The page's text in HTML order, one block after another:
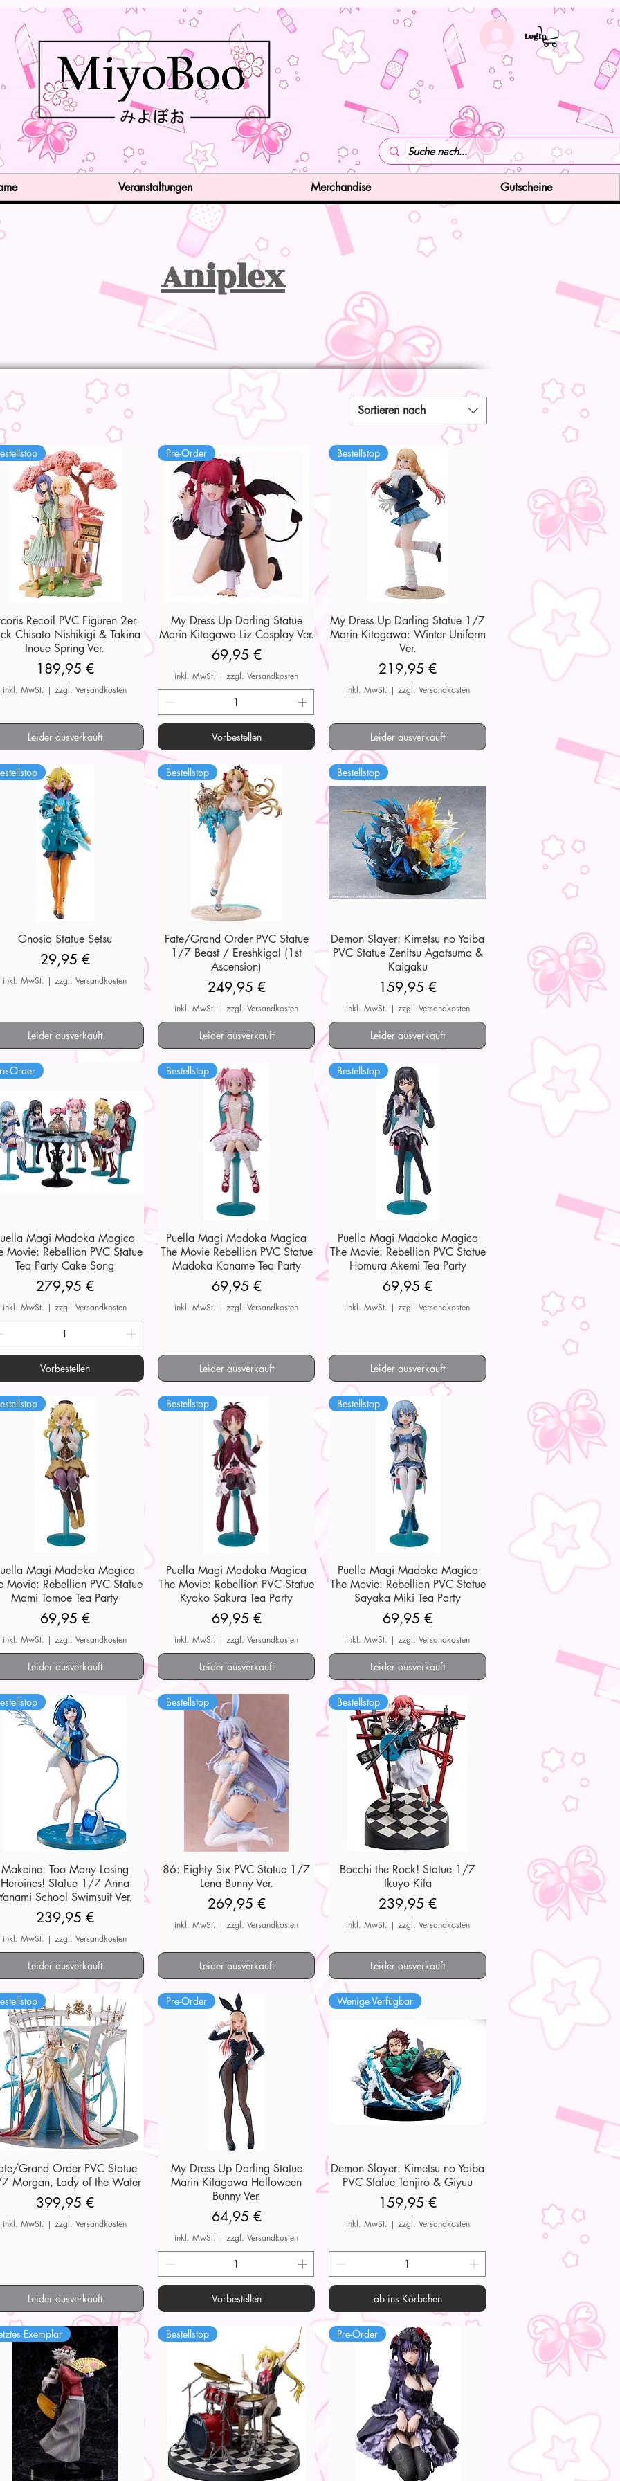
LogIn
Aniplex
Sortieren nach
Schnellansicht
Recoil PVC Figuren 2er-
Chisato Nishikigi & Takina
Inoue Spring Ver.
Preis
189,95 €
inkl. MwSt. |zzgl. Versandkosten
Leider ausverkauft
Schnellansicht
Pre-Order
My Dress Up Darling Statue
Marin Kitagawa Liz Cosplay Ver.
Preis
69,95 €
inkl. MwSt. |zzgl. Versandkosten
Vorbestellen
Schnellansicht
Bestellstop
My Dress Up Darling Statue 1/7
Marin Kitagawa: Winter Uniform
Ver.
Preis
219,95 €
inkl. MwSt. | zzgl. Versandkosten
Leider ausverkauft
Schnellansicht
Gnosia Statue Setsu
Preis
29,95 €
inkl. MwSt. |zzgl. Versandkosten
Leider ausverkauft
Schnellansicht
Bestellstop
Fate/Grand Order PVC Statue
1/7 Beast / Ereshkigal (1st
Ascension)
Preis
249,95 €
inkl. MwSt. |zzgl. Versandkosten
Leider ausverkauft
Schnellansicht
Bestellstop
Demon Slayer: Kimetsu no Yaiba
PVC Statue Zenitsu Agatsuma &
Kaigaku
Preis
159,95 €
inkl. MwSt. | zzgl. Versandkosten
Leider ausverkauft
Schnellansicht
Order
Magi Madoka Magica
Movie: Rebellion PVC Statue
Tea Party Cake Song
Preis
279,95 €
inkl. MwSt. |zzgl. Versandkosten
Vorbestellen
Schnellansicht
Bestellstop
Puella Magi Madoka Magica
The Movie Rebellion PVC Statue
Madoka Kaname Tea Party
Preis
69,95 €
inkl. MwSt. |zzgl. Versandkosten
Leider ausverkauft
Schnellansicht
Bestellstop
Puella Magi Madoka Magica
The Movie: Rebellion PVC Statue
Homura Akemi Tea Party
Preis
69,95 €
inkl. MwSt. | zzgl. Versandkosten
Leider ausverkauft
Schnellansicht
Magi Madoka Magica
Movie: Rebellion PVC Statue
Mami Tomoe Tea Party
Preis
69,95 €
inkl. MwSt. |zzgl. Versandkosten
Leider ausverkauft
Schnellansicht
Bestellstop
Puella Magi Madoka Magica
The Movie: Rebellion PVC Statue
Kyoko Sakura Tea Party
Preis
69,95 €
inkl. MwSt. |zzgl. Versandkosten
Leider ausverkauft
Schnellansicht
Bestellstop
Puella Magi Madoka Magica
The Movie: Rebellion PVC Statue
Sayaka Miki Tea Party
Preis
69,95 €
inkl. MwSt. | zzgl. Versandkosten
Leider ausverkauft
Schnellansicht
Makeine: Too Many Losing
Heroines! Statue 1/7 Anna
School Swimsuit Ver.
Preis
239,95 €
inkl. MwSt. |zzgl. Versandkosten
Leider ausverkauft
Schnellansicht
Bestellstop
86: Eighty Six PVC Statue 1/7
Lena Bunny Ver.
Preis
269,95 €
inkl. MwSt. |zzgl. Versandkosten
Leider ausverkauft
Schnellansicht
Bestellstop
Bocchi the Rock! Statue 1/7
Ikuyo Kita
Preis
239,95 €
inkl. MwSt. | zzgl. Versandkosten
Leider ausverkauft
Schnellansicht
Grand Order PVC Statue
Morgan, Lady of the Water
Preis
399,95 €
inkl. MwSt. |zzgl. Versandkosten
Leider ausverkauft
Schnellansicht
Pre-Order
My Dress Up Darling Statue
Marin Kitagawa Halloween
Bunny Ver.
Preis
64,95 €
inkl. MwSt. |zzgl. Versandkosten
Vorbestellen
Schnellansicht
Wenige Verfügbar
Demon Slayer: Kimetsu no Yaiba
PVC Statue Tanjiro & Giyuu
Preis
159,95 €
inkl. MwSt. | zzgl. Versandkosten
ab ins Körbchen
Exemplar Bestellstop Pre-Order
Veranstaltungen Merchandise Gutscheine